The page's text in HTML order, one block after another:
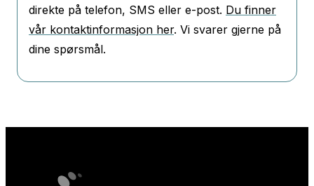
direkte på telefon, SMS eller e-post. Du finner
vår kontaktinformasjon her. Vi svarer gjerne på
dine spørsmål.